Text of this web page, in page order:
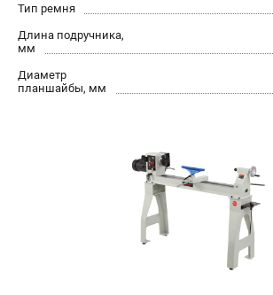
Тип ремня
Длина подручника,
мм
Диаметр
планшайбы, мм